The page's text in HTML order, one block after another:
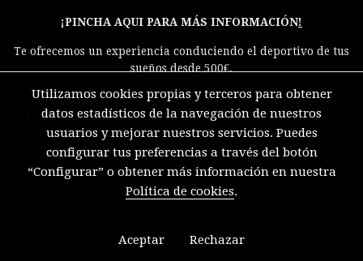
¡PINCHA AQUI PARA MÁS INFORMACIÓN!
Te ofrecemos un experiencia conduciendo el deportivo de tus
sueños desde 500€.
Aviso legal
Política de cookies
Política de privacidad
Utilizamos cookies propias y terceros para obtener
datos estadísticos de la navegación de nuestros
usuarios y mejorar nuestros servicios. Puedes
configurar tus preferencias a través del botón
“Configurar” o obtener más información en nuestra
Política de cookies.
Aceptar Rechazar